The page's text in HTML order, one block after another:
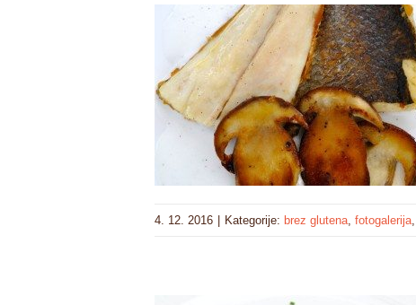
4. 12. 2016 Kategorije: brez glutena, fotogalerija,